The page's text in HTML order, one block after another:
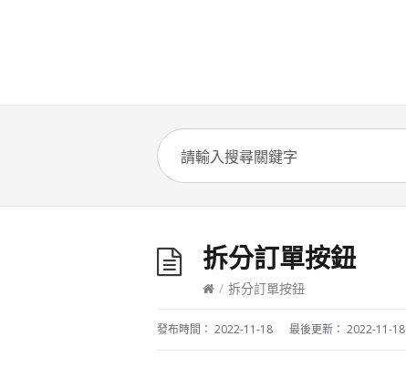
拆分訂單按鈕
/ 拆分訂單按鈕
發布時間： 2022-11-18 最後更新： 2022-11-18